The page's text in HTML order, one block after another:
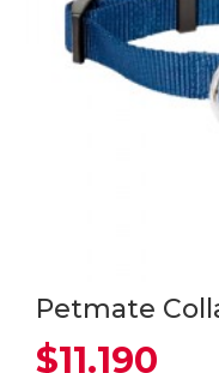
Petmate
$11.190